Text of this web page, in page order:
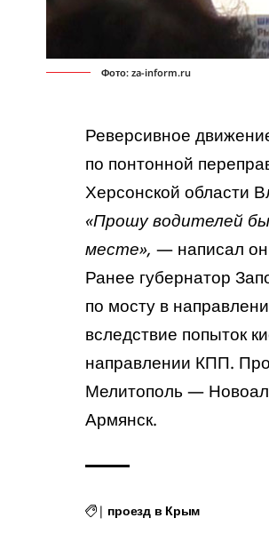
Фото: za-inform.ru
Реверсивное
по понтонной
Херсонской области
«Прошу водителей
месте», — написал
Ранее губернатор
по мосту в
вследствие попыток
направлении КПП.
Мелитополь —
Армянск.
| проезд в Крым